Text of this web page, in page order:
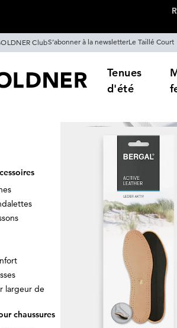
ClubS’abonner à la newsletterLe Taillé Court
Tenues
d'été
largeur de
chaussures
Chaussures &
Trier Par Promos